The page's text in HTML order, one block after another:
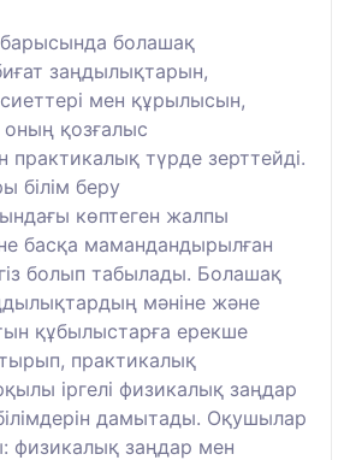
болашақ
заңдылықтарын,
мен құрылысын,
қозғалыс
түрде зерттейді.
білім беру
көптеген жалпы
басқа мамандандырылған
болып табылады. Болашақ
мәніне және
құбылыстарға ерекше
практикалық
іргелі физикалық заңдар
дамытады. Оқушылар
физикалық заңдар мен